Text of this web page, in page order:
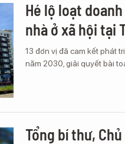
Hé lộ loạt
nhà ở xã hội tại
13 đơn vị đã cam kết phát
năm 2030, giải quyết bài
Tổng bí thư,